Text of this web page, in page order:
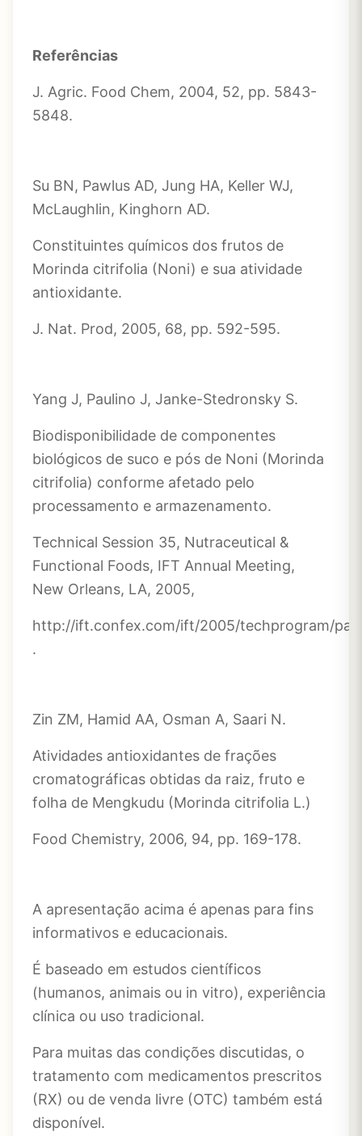
Referências
J. Agric. Food Chem, 2004, 52, pp. 5843-
5848.
Su BN, Pawlus AD, Jung HA, Keller WJ,
McLaughlin, Kinghorn AD.
Constituintes químicos dos frutos de
Morinda citrifolia (Noni) e sua atividade
antioxidante.
J. Nat. Prod, 2005, 68, pp. 592-595.
Yang J, Paulino J, Janke-Stedronsky S.
Biodisponibilidade de componentes
biológicos de suco e pós de Noni (Morinda
citrifolia) conforme afetado pelo
processamento e armazenamento.
Technical Session 35, Nutraceutical &
Functional Foods, IFT Annual Meeting,
New Orleans, LA, 2005,
http://ift.confex.com/ift/2005/techprogram/
.
Zin ZM, Hamid AA, Osman A, Saari N.
Atividades antioxidantes de frações
cromatográficas obtidas da raiz, fruto e
folha de Mengkudu (Morinda citrifolia L.)
Food Chemistry, 2006, 94, pp. 169-178.
A apresentação acima é apenas para fins
informativos e educacionais.
É baseado em estudos científicos
(humanos, animais ou in vitro), experiência
clínica ou uso tradicional.
Para muitas das condições discutidas, o
tratamento com medicamentos prescritos
(RX) ou de venda livre (OTC) também está
disponível.